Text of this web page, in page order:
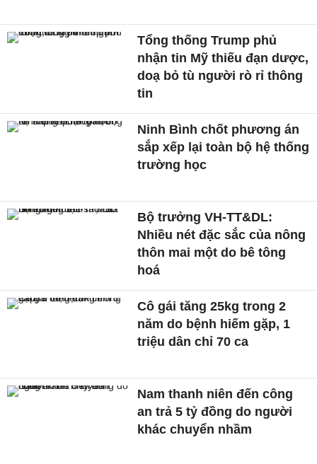
Tổng thống Trump phủ
nhận tin Mỹ thiếu đạn dược,
doạ bỏ tù người rò rỉ thông
tin
Ninh Bình chốt phương án
sắp xếp lại toàn bộ hệ thống
trường học
Bộ trưởng VH-TT&DL:
Nhiều nét đặc sắc của nông
thôn mai một do bê tông
hoá
Cô gái tăng 25kg trong 2
năm do bệnh hiếm gặp, 1
triệu dân chỉ 70 ca
Nam thanh niên đến công
an trả 5 tỷ đồng do người
khác chuyển nhầm